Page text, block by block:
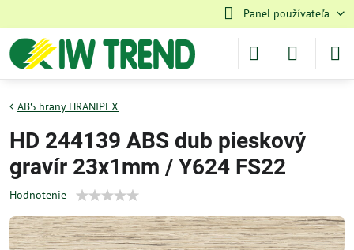
Panel používateľa
ABS hrany HRANIPEX
HD 244139 ABS dub pieskový
gravír 23x1mm / Y624 FS22
Hodnotenie